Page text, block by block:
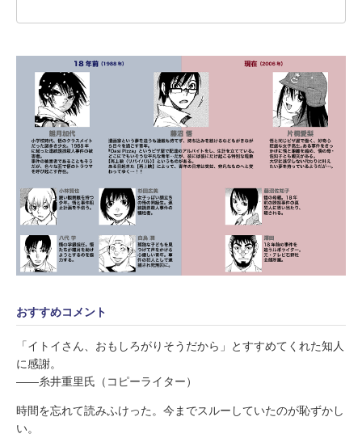
おすすめコメント
「イトイさん、おもしろがりそうだから」とすすめてくれた知人
に感謝。
――糸井重里氏（コピーライター）
時間を忘れて読みふけった。今までスルーしていたのが恥ずかし
い。